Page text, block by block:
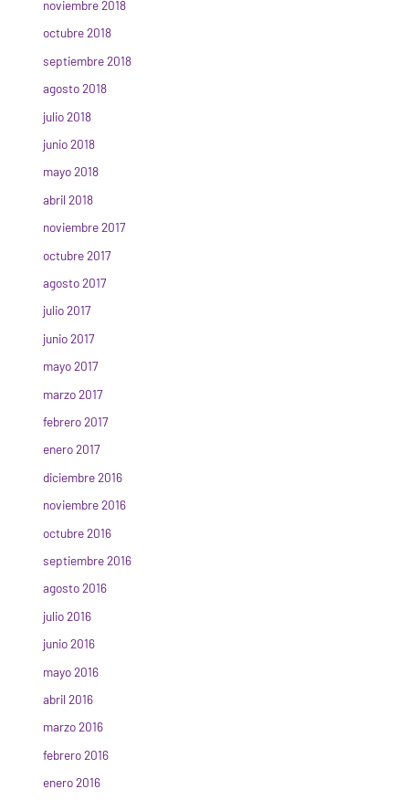
noviembre 2018
octubre 2018
septiembre 2018
agosto 2018
julio 2018
junio 2018
mayo 2018
abril 2018
noviembre 2017
octubre 2017
agosto 2017
julio 2017
junio 2017
mayo 2017
marzo 2017
febrero 2017
enero 2017
diciembre 2016
noviembre 2016
octubre 2016
septiembre 2016
agosto 2016
julio 2016
junio 2016
mayo 2016
abril 2016
marzo 2016
febrero 2016
enero 2016